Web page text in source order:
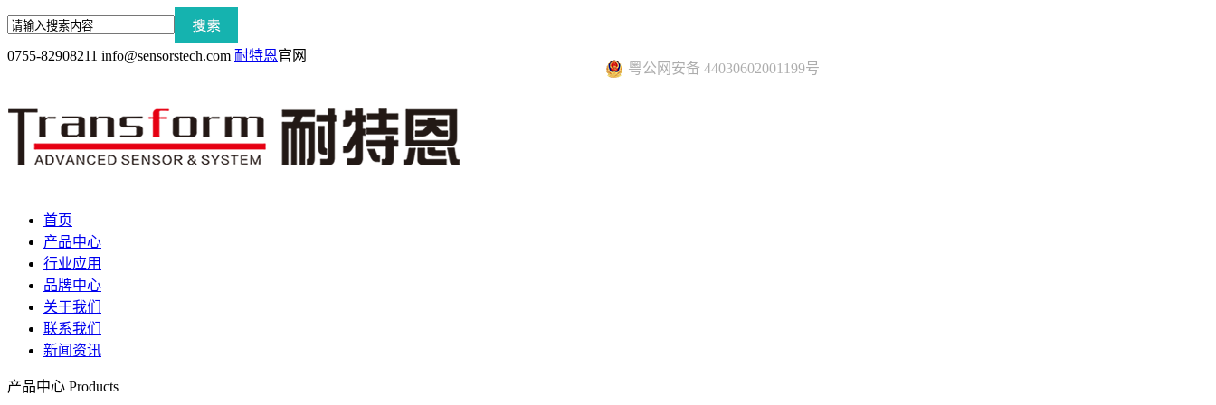
0755-82908211 info@sensorstech.com 耐特恩官网
首页
产品中心
行业应用
品牌中心
关于我们
联系我们
新闻资讯
产品中心 Products
粤公网安备 44030602001199号